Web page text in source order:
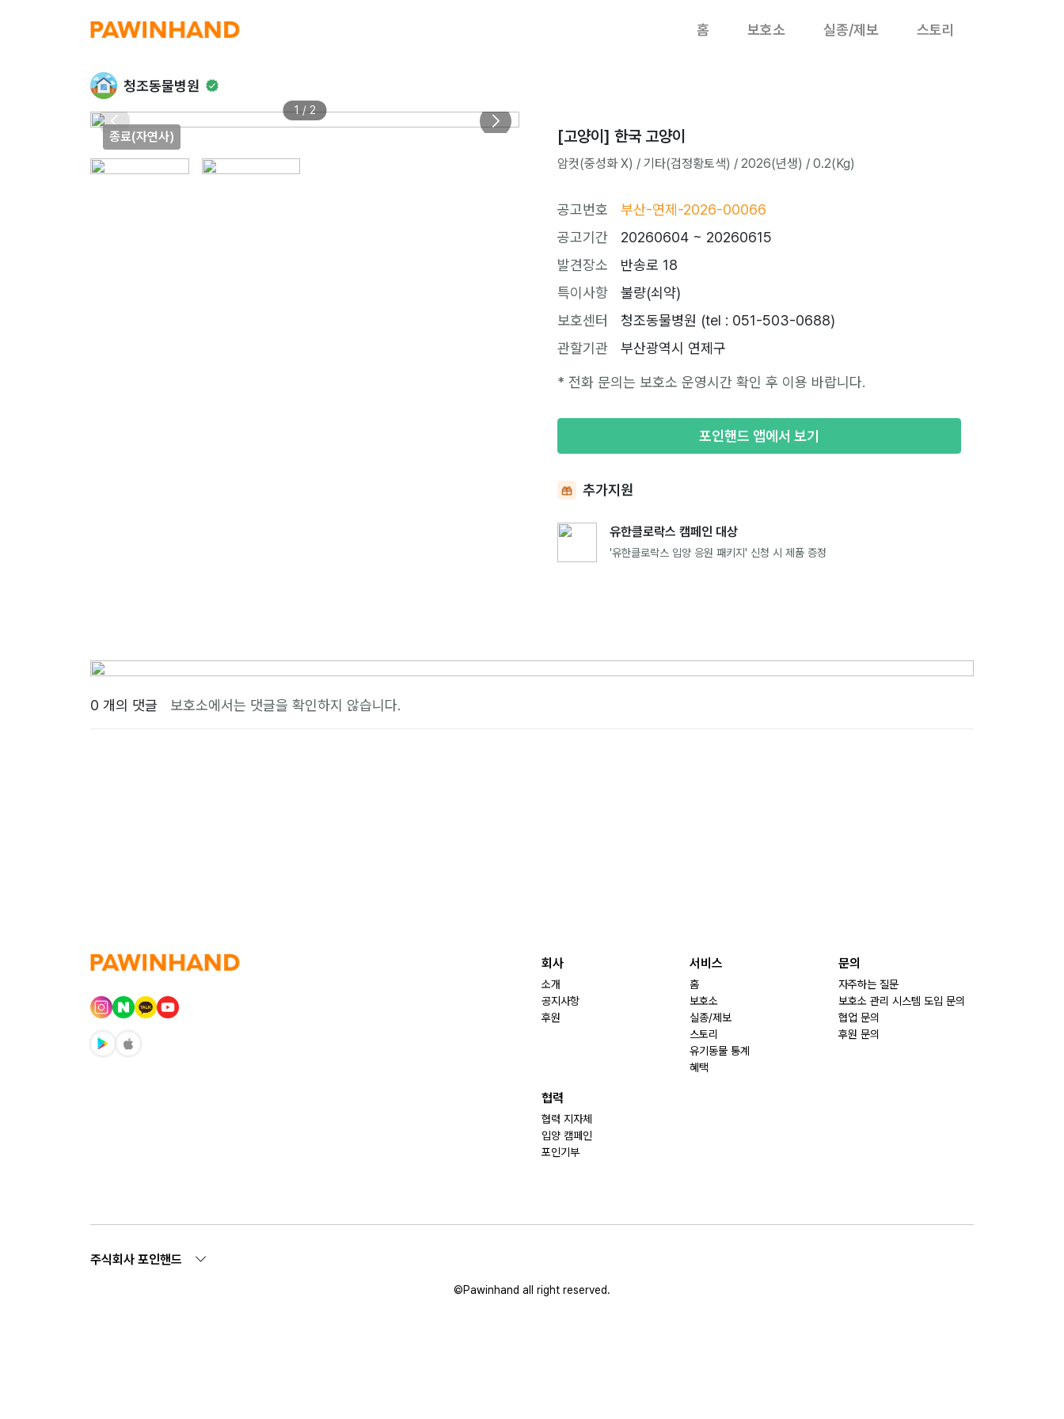
홈 보호소 실종/제보 스토리
청조동물병원
종료(자연사)
1 / 2
[고양이] 한국 고양이
암컷(중성화 X) / 기타(검정황토색) / 2026(년생) / 0.2(Kg)
공고번호
부산-연제-2026-00066
공고기간
20260604 ~ 20260615
발견장소
반송로 18
특이사항
불량(쇠약)
보호센터
청조동물병원 (tel : 051-503-0688)
관할기관
부산광역시 연제구
* 전화 문의는 보호소 운영시간 확인 후 이용 바랍니다.
포인핸드 앱에서 보기
추가지원
유한클로락스 캠페인 대상
'유한클로락스 입양 응원 패키지' 신청 시 제품 증정
0 개의 댓글 보호소에서는 댓글을 확인하지 않습니다.
회사
소개
공지사항
후원
서비스
홈
보호소
실종/제보
스토리
유기동물 통계
혜택
문의
자주하는 질문
보호소 관리 시스템 도입 문의
협업 문의
후원 문의
협력
협력 지자체
입양 캠페인
포인기부
주식회사 포인핸드
©Pawinhand all right reserved.